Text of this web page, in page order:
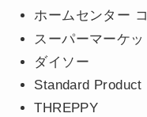
ホームセンター
スーパーマーケ
ダイソー
Standard Product
THREPPY